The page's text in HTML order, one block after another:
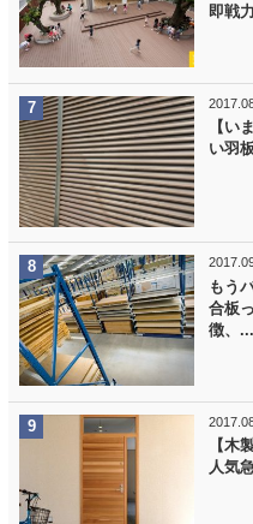
即戦
【い
い羽
もう
合板
徴、...
【木
人気